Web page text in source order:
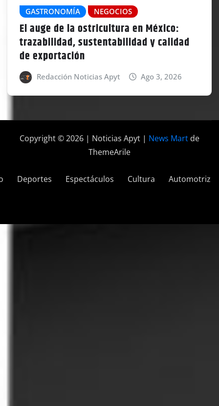
GASTRONOMÍA NEGOCIOS
El auge de la ostricultura en México:
trazabilidad, sustentabilidad y calidad
de exportación
Redacción Noticias Apyt Ago 3, 2026
Copyright © 2026 | Noticias Apyt | News Mart de
ThemeArile
Deportes Espectáculos Cultura Automotriz